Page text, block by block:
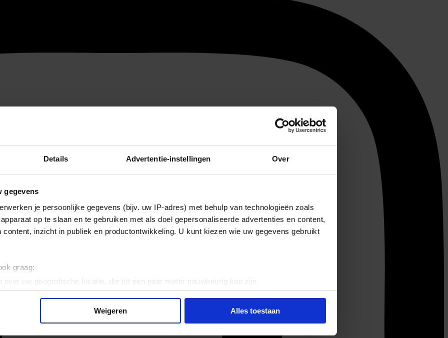
Details Advertentie-instellingen Over
gegevens
je persoonlijke gegevens (bijv. uw IP-adres) met behulp van technologieën zoals
op te slaan en te gebruiken met als doel gepersonaliseerde advertenties en content,
content, inzicht in publiek en productontwikkeling. U kunt kiezen wie uw gegevens gebruikt
graag:
over uw geografische locatie, die tot een paar meter nauwkeurig kan zijn
door het actief te scannen op specifieke eigenschappen (fingerprinting)
gegevens worden verwerkt en stel uw voorkeuren in het
detailgedeelte
Weigeren Alles toestaan